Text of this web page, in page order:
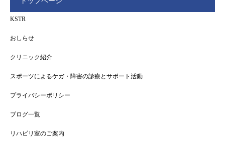
KSTR
おしらせ
クリニック紹介
スポーツによるケガ・障害の診療とサポート活動
プライバシーポリシー
ブログ一覧
リハビリ室のご案内